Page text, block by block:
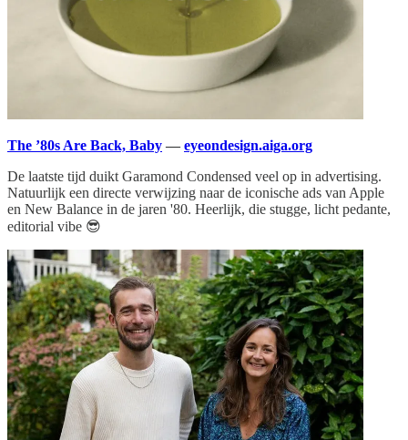
The ’80s Are Back, Baby — eyeondesign.aiga.org
De laatste tijd duikt Garamond Condensed veel op in advertising.
Natuurlijk een directe verwijzing naar de iconische ads van Apple
en New Balance in de jaren '80. Heerlijk, die stugge, licht pedante,
editorial vibe 😎